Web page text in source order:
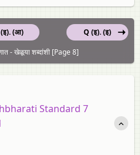
(आ)
Q (इ). (इ)
- खेळूया शब्दांशी [Page 8]
Standard 7